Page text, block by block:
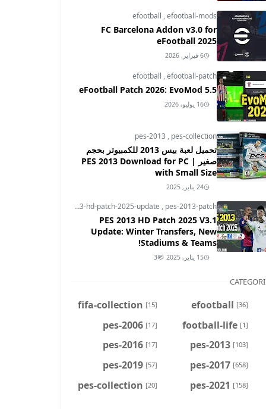
efootball ,efootball-mods
FC Barcelona Addon v3.0 for
eFootball 2025
6 فبراير, 2026
efootball ,efootball-patch
eFootball Patch 2026: EvoMod 5.5
16 يوليو, 2026
pes-2013 , pes-collection
تحميل لعبة بيس 2013 للكمبيوتر بحجم
صغير | PES 2013 Download for PC
with Small Size
24 يناير, 2025
pes-2013-hd-patch-2025-update , pes-2013-patch
PES 2013 HD Patch 2025 V3.1
Update: Winter Transfers, New
Stadiums & Teams!
15 يناير, 2025 3
efootball [36]
fifa-collection [15]
football-life [1]
pes-2006 [17]
pes-2013 [103]
pes-2016 [17]
pes-2017 [658]
pes-2019 [57]
pes-2021 [158]
pes-collection [20]